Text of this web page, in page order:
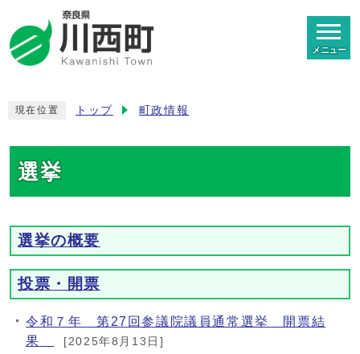
メニュー
現在位置 トップ 町政情報
選挙
選挙の概要
投票・開票
令和７年 第27回参議院議員通常選挙 開票結
果
[2025年8月13日]